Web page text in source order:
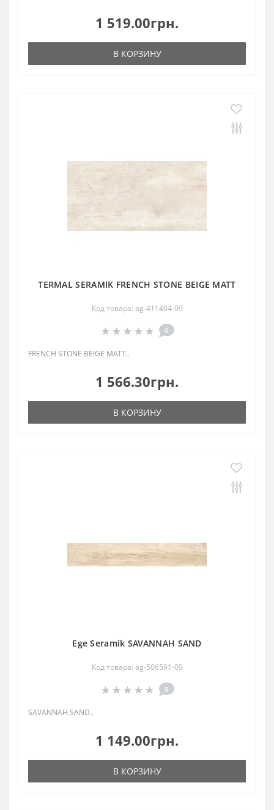
1 519.00грн.
В КОРЗИНУ
TERMAL SERAMIK FRENCH STONE BEIGE MATT
Код товара: ag-411404-09
0
FRENCH STONE BEIGE MATT..
1 566.30грн.
В КОРЗИНУ
Ege Seramik SAVANNAH SAND
Код товара: ag-506591-09
0
SAVANNAH SAND..
1 149.00грн.
В КОРЗИНУ